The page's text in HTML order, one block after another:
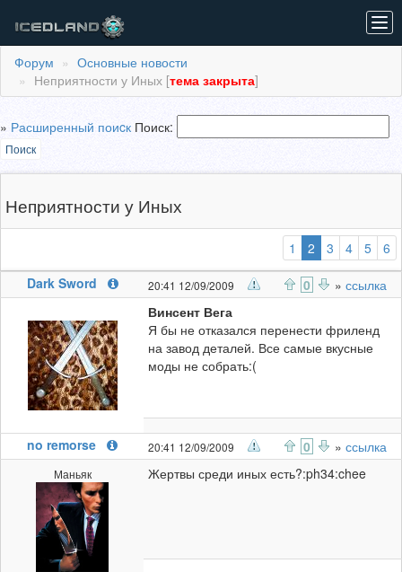
Форум
Основные новости
Неприятности у Иных [тема закрыта]
» Расширенный поиcк Поиск:
Поиск
Неприятности у Иных
1 2 (выбранная)
3 4 5
6
Dark Sword
20:41 12/09/2009 0 » ссылка
Винсент Вега
Я бы не отказался перенести фриленд
на завод деталей. Все самые вкусные
моды не собрать:(
no remorse 20:41 12/09/2009 0 » ссылка
Маньяк Жертвы среди иных есть?:ph34:chee